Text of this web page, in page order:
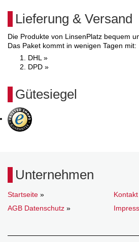
Lieferung & Versand
Die Produkte von LinsenPlatz bequem
Das Paket kommt in wenigen Tagen mit:
DHL »
DPD »
Gütesiegel
Unternehmen
Startseite » Kontakt
AGB Datenschutz »